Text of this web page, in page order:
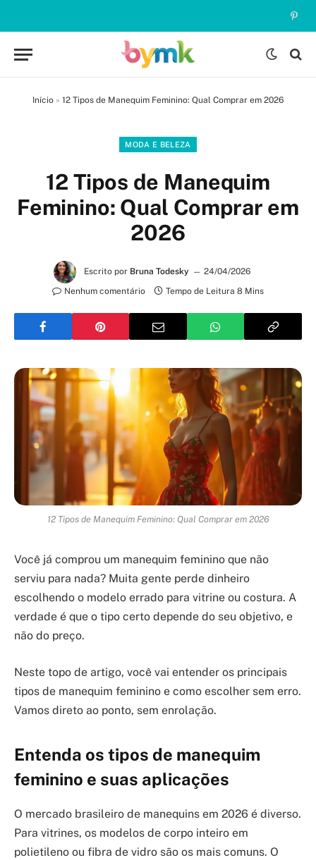
Início » 12 Tipos de Manequim Feminino: Qual Comprar em 2026
MODA E BELEZA
12 Tipos de Manequim
Feminino: Qual Comprar em
2026
Escrito por Bruna Todesky
24/04/2026
Nenhum comentário
Tempo de Leitura 8 Mins
12 Tipos de Manequim Feminino: Qual Comprar em 2026
Você já comprou um manequim feminino que não
serviu para nada? Muita gente perde dinheiro
escolhendo o modelo errado para vitrine ou costura. A
verdade é que o tipo certo depende do seu objetivo, e
não do preço.
Neste topo de artigo, você vai entender os principais
tipos de manequim feminino e como escolher sem erro.
Vamos direto ao ponto, sem enrolação.
Entenda os tipos de manequim
feminino e suas aplicações
O mercado brasileiro de manequins em 2026 é diverso.
Para vitrines, os modelos de corpo inteiro em
polietileno ou fibra de vidro são os mais comuns. O